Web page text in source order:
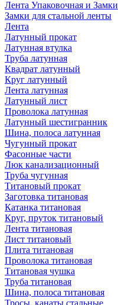
Лента Упаковочная и Замки
Замки для стальной ленты
Лента
Латунный прокат
Латунная втулка
Труба латунная
Квадрат латунный
Круг латунный
Лента латунная
Латунный лист
Проволока латунная
Латунный шестигранник
Шина, полоса латунная
Чугунный прокат
Фасонные части
Люк канализационный
Труба чугунная
Титановый прокат
Заготовка титановая
Катанка титановая
Круг, пруток титановый
Лента титановая
Лист титановый
Плита титановая
Проволока титановая
Титановая чушка
Труба титановая
Шина, полоса титановая
Тросы, канаты стальные